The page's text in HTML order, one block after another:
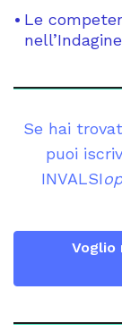
Le
Se hai
puoi
INVALSI
Voglio